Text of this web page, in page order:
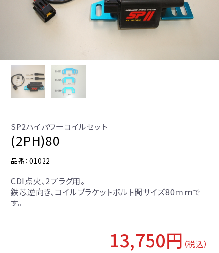
SP2ハイパワーコイルセット
(2PH)80
品番：01022
CDI点火、2プラグ用。
鉄芯逆向き、コイルブラケットボルト間サイズ80ｍｍで
す。
13,750円 （税込）